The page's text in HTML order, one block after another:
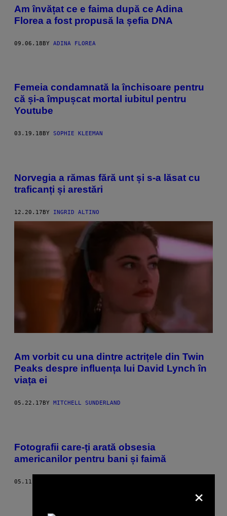
Am învățat ce e faima după ce Adina
Florea a fost propusă la șefia DNA
09.06.18BY ADINA FLOREA
Femeia condamnată la închisoare pentru
că și-a împușcat mortal iubitul pentru
Youtube
03.19.18 BY SOPHIE KLEEMAN
Norvegia a rămas fără unt și s-a lăsat cu
traficanți și arestări
12.20.17BY INGRID ALTINO
Am vorbit cu una dintre actrițele din Twin
Peaks despre influența lui David Lynch în
viața ei
05.22.17BY MITCHELL SUNDERLAND
Fotografii care-ți arată obsesia
americanilor pentru bani și faimă
05.11.17 ×